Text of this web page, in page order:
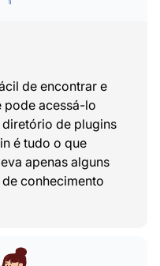
de encontrar e
pode acessá-lo
de plugins
é tudo o que
apenas alguns
conhecimento